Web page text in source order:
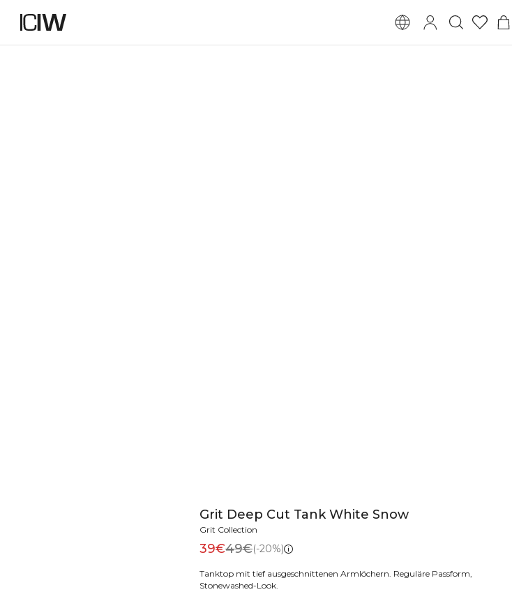
Grit Deep Cut Tank White Snow
Grit Collection
39€49€(-20%)
Tanktop mit tief ausgeschnittenen Armlöchern. Reguläre Passform,
Stonewashed-Look.